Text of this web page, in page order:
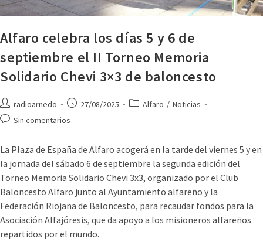
Alfaro celebra los días 5 y 6 de
septiembre el II Torneo Memoria
Solidario Chevi 3×3 de baloncesto
radioarnedo 27/08/2025 Alfaro / Noticias
Sin comentarios
La Plaza de España de Alfaro acogerá en la tarde del viernes 5 y en
la jornada del sábado 6 de septiembre la segunda edición del
Torneo Memoria Solidario Chevi 3x3, organizado por el Club
Baloncesto Alfaro junto al Ayuntamiento alfareño y la
Federación Riojana de Baloncesto, para recaudar fondos para la
Asociación Alfajóresis, que da apoyo a los misioneros alfareños
repartidos por el mundo.